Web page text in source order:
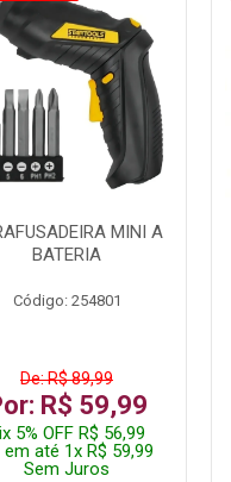
MINI A
BATERIA
Código: 254801
De: R$ 89,99
R$ 59,99
5% OFF R$ 56,99
até 1x R$ 59,99
Sem Juros